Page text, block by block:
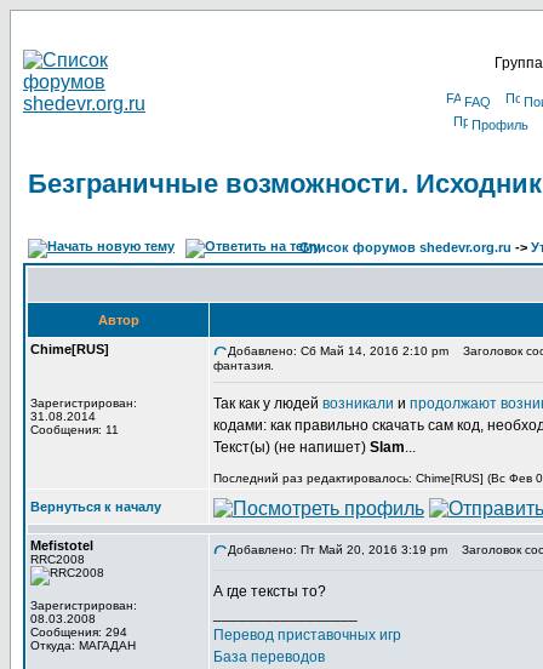
FAQ
Профиль
Безграничные возможности.
Список форумов shedevr.org.ru ->
Автор
Chime[RUS]
Зарегистрирован:
31.08.2014
Сообщения: 11
Добавлено: Сб Май 14, 2016 2:10 pm
Заголовок
фантазия.
Так как у людей возникали и продолжают
кодами: как правильно скачать сам код,
Текст(ы) (не напишет) Slam...
Последний раз редактировалось: Chime[RUS] (Вс Фев
Вернуться к началу
Mefistotel
RRC2008
Зарегистрирован:
08.03.2008
Сообщения: 294
Откуда: МАГАДАН
Добавлено: Пт Май 20, 2016 3:19 pm Заголовок
А где тексты то?
Перевод приставочных игр
База переводов